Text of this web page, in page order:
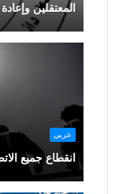
المعتقلين
عربي
انقطاع جميع